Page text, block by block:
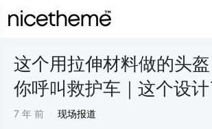
这个用拉伸材料做的头
你呼叫救护车｜这个设
7 年 前 · 现场报道